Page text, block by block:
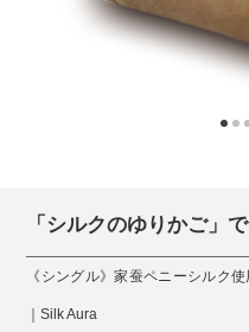
「シルクのゆりかご」
《シングル》家蚕ペニーシルク
｜Silk Aura